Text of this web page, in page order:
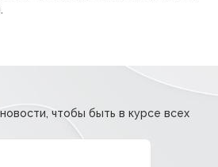
чтобы быть в курсе всех